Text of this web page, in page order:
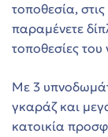
τοποθεσία,
παραμένετε
τοποθεσίες του
Με 3
γκαράζ και
κατοικία